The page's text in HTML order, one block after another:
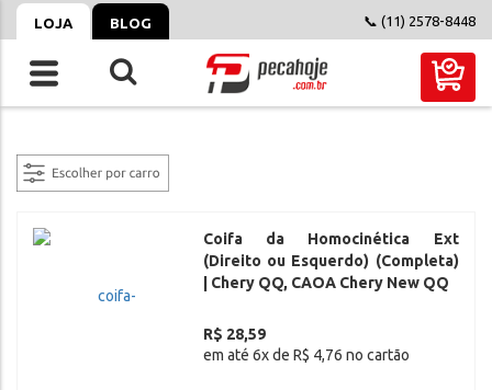
LOJA BLOG 📞 (11) 2578-8448
Coifa da Homocinética Ext
(Direito ou Esquerdo) (Completa)
| Chery QQ, CAOA Chery New QQ
R$ 28,59
em até 6x de R$ 4,76 no cartão